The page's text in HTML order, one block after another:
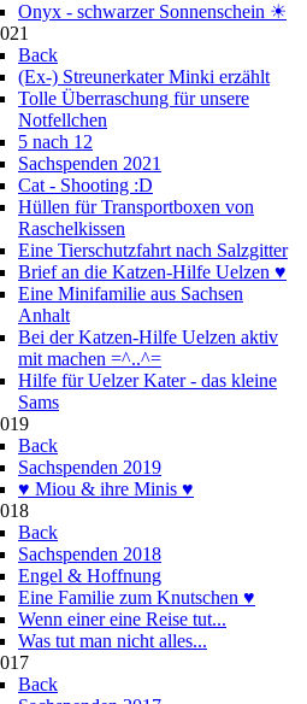
Onyx - schwarzer Sonnenschein ☀
Back
(Ex-) Streunerkater Minki erzählt
Tolle Überraschung für unsere
Notfellchen
5 nach 12
Sachspenden 2021
Cat - Shooting :D
Hüllen für Transportboxen von
Raschelkissen
Eine Tierschutzfahrt nach Salzgitter
Brief an die Katzen-Hilfe Uelzen ♥
Eine Minifamilie aus Sachsen
Anhalt
Bei der Katzen-Hilfe Uelzen aktiv
mit machen =^..^=
Hilfe für Uelzer Kater - das kleine
Sams
Back
Sachspenden 2019
♥ Miou & ihre Minis ♥
Back
Sachspenden 2018
Engel & Hoffnung
Eine Familie zum Knutschen ♥
Wenn einer eine Reise tut...
Was tut man nicht alles...
Back